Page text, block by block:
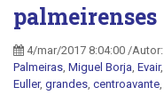
palmeirenses
4/mar/2017 8:04:00 /Autor:
Palmeiras Miguel Borja Evair,
Euller, grandes centroavante